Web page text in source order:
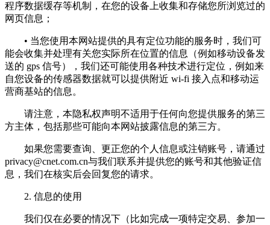
程序数据缓存等机制，在您的设备上收集和存储您所浏览过的
网页信息；
• 当您使用本网站提供的具有定位功能的服务时，我们可
能会收集并处理有关您实际所在位置的信息（例如移动设备发
送的 gps 信号），我们还可能使用各种技术进行定位，例如来
自您设备的传感器数据就可以提供附近 wi-fi 接入点和移动运
营商基站的信息。
请注意，本隐私权声明不适用于任何向您提供服务的第三
方主体，包括那些可能向本网站披露信息的第三方。
如果您需要查询、更正您的个人信息或注销账号，请通过
privacy@cnet.com.cn与我们联系并提供您的账号和其他验证信
息，我们在核实后会回复您的请求。
2. 信息的使用
我们仅在必要的情况下（比如完成一项特定交易、参加一